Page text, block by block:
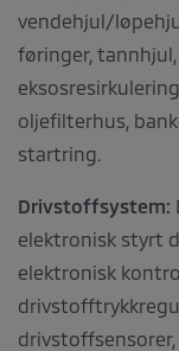
vendehjul/
føringer,
oljefilterhus,
startring.
Drivstoffsystem:
elektronisk styrt
elektronisk